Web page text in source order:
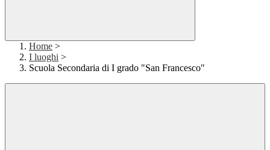
Home >
I luoghi >
Scuola Secondaria di I grado "San Francesco"